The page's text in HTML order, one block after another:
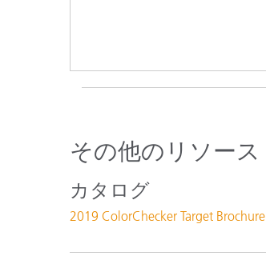
その他のリソース
カタログ
2019 ColorChecker Target Brochure